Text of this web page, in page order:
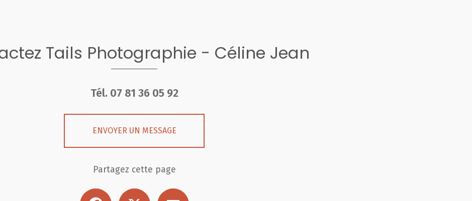
Tails Photographie - Céline Jean
Tél. 07 81 36 05 92
ENVOYER UN MESSAGE
Partagez cette page
Facebook